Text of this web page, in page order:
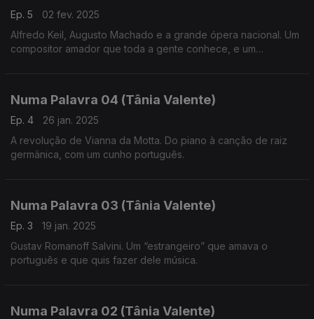
Ep. 5
02 fev. 2025
Alfredo Keil, Augusto Machado e a grande ópera nacional. Um
compositor amador que toda a gente conhece, e um
Numa Palavra 04 (Tânia Valente)
Ep. 4
26 jan. 2025
A revolução de Vianna da Motta. Do piano à canção de raiz
germânica, com um cunho português.
Numa Palavra 03 (Tânia Valente)
Ep. 3
19 jan. 2025
Gustav Romanoff Salvini. Um “estrangeiro” que amava o
português e que quis fazer dele música.
Numa Palavra 02 (Tânia Valente)